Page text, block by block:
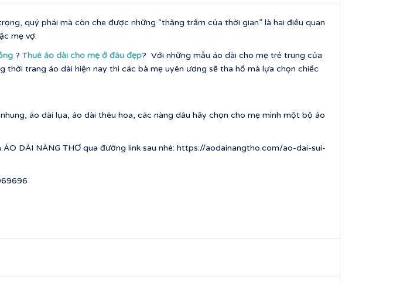
quý phái mà còn che được những “thăng trầm của thời gian” là hai điều quan
mẹ vợ.
? Thuê áo dài cho mẹ ở đâu đẹp? Với những mẫu áo dài cho mẹ trẻ trung của
trang áo dài hiện nay thì các bà mẹ uyên ương sẽ tha hồ mà lựa chọn chiếc
áo dài lụa, áo dài thêu hoa, các nàng dâu hãy chọn cho mẹ mình một bộ áo
ÁO DÀI NÀNG THƠ qua đường link sau nhé: https://aodainangtho.com/ao-dai-sui-